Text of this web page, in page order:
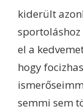
kiderült
sportoláshoz
el a
hogy
semmi sem